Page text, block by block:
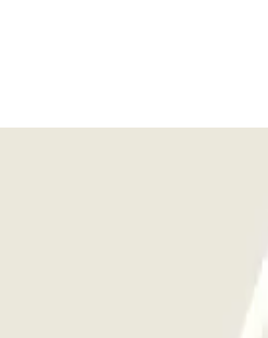
por el lector. La barrera se
de Asistencia Remota a